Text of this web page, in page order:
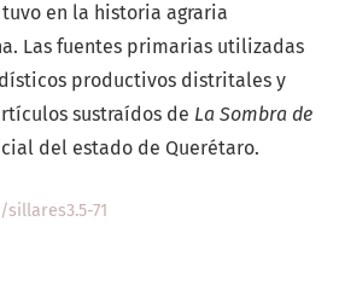
en la historia agraria
Las fuentes primarias utilizadas
productivos distritales y
sustraídos de La Sombra de
del estado de Querétaro.
71